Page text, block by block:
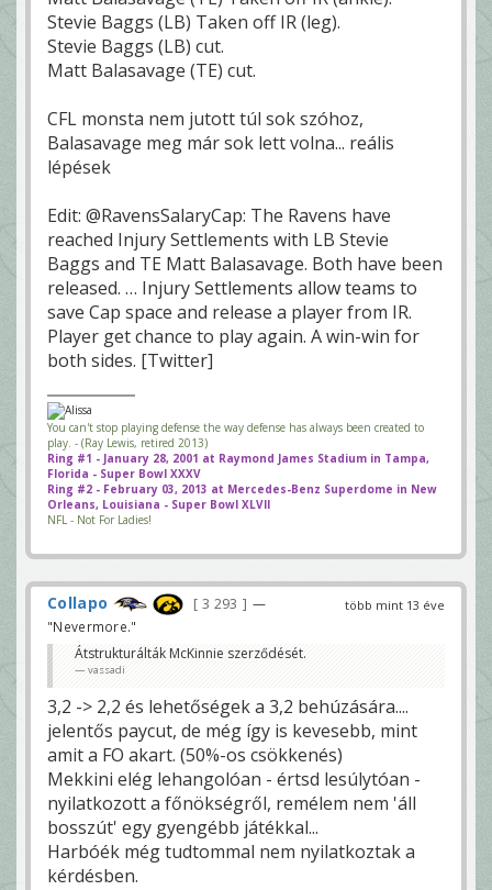
Stevie Baggs (LB) Taken off IR (leg).
Stevie Baggs (LB) cut.
Matt Balasavage (TE) cut.
CFL monsta nem jutott túl sok szóhoz,
Balasavage meg már sok lett volna... reális
lépések
Edit: @RavensSalaryCap: The Ravens have
reached Injury Settlements with LB Stevie
Baggs and TE Matt Balasavage. Both have been
released. … Injury Settlements allow teams to
save Cap space and release a player from IR.
Player get chance to play again. A win-win for
both sides. [Twitter]
You can't stop playing defense the way defense has always been created to
play. - (Ray Lewis, retired 2013)
Ring #1 - January 28, 2001 at Raymond James Stadium in Tampa,
Florida - Super Bowl XXXV
Ring #2 - February 03, 2013 at Mercedes-Benz Superdome in New
Orleans, Louisiana - Super Bowl XLVII
NFL - Not For Ladies!
több mint 13 éve
Collapo 3 293
—
"Nevermore."
Átstrukturálták McKinnie szerződését.
vassadi
3,2 -> 2,2 és lehetőségek a 3,2 behúzására....
jelentős paycut, de még így is kevesebb, mint
amit a FO akart. (50%-os csökkenés)
Mekkini elég lehangolóan - értsd lesúlytóan -
nyilatkozott a főnökségről, remélem nem 'áll
bosszút' egy gyengébb játékkal...
Harbóék még tudtommal nem nyilatkoztak a
kérdésben.